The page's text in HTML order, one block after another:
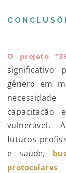
O projeto
significativo
gênero em
capacitação
vulnerável.
futuros
e saúde,